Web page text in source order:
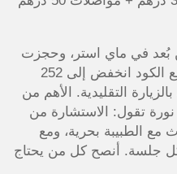
بُعد في ماي استر، وحجزت
جلسة فيديو بسعر 280 درهم. مع الكود انخفض إلى 252
مقارنة بالزيارة التقليدية. الأهم من
نورة تقول: الاستشارة من
مع الطبيبة بحرية، ومع
أكثر من 100 درهم كل جلسة. أنصح كل من يحتاج